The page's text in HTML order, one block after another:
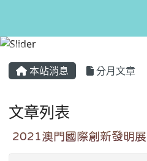
本站消息 分月文章
文章列表
2021澳門國際創新發明展